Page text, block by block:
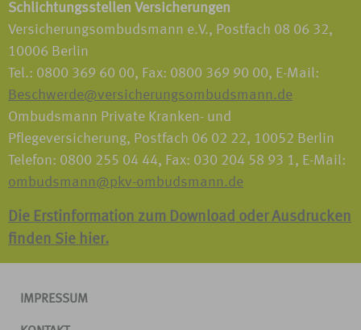
Schlichtungsstellen Versicherungen
Versicherungsombudsmann e.V., Postfach 08 06 32,
10006 Berlin
Tel.: 0800 369 60 00, Fax: 0800 369 90 00, E-Mail:
Beschwerde@versicherungsombudsmann.de
Ombudsmann Private Kranken- und
Pflegeversicherung, Postfach 06 02 22, 10052 Berlin
Telefon: 0800 255 04 44, Fax: 030 204 58 93 1, E-Mail:
ombudsmann@pkv-ombudsmann.de
Die Erstinformation zum Download oder Ausdrucken
finden Sie hier.
IMPRESSUM